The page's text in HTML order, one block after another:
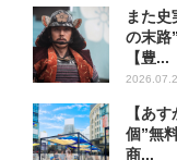
また
の末路
【豊...
【あ
個”無
商...